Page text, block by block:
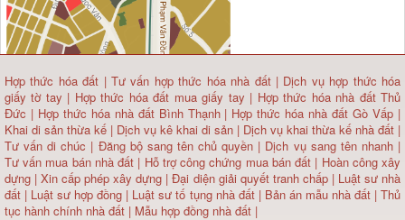
Hợp thức hóa đất |Tư vấn hợp thức hóa nhà đất| Dịch vụ hợp thức hóa
giấy tờ tay | Hợp thức hóa đất mua giấy tay | Hợp thức hóa nhà đất Thủ
Đức | Hợp thức hóa nhà đất Bình Thạnh | Hợp thức hóa nhà đất Gò Vấp |
Khai di sản thừa kế | Dịch vụ kê khai di sản | Dịch vụ khai thừa kế nhà đất |
Tư vấn di chúc | Đăng bộ sang tên chủ quyền | Dịch vụ sang tên nhanh |
Tư vấn mua bán nhà đất | Hỗ trợ công chứng mua bán đất | Hoàn công xây
dựng | Xin cấp phép xây dựng |Đại diện giải quyết tranh chấp | Luật sư nhà
đất | Luật sư hợp đồng | Luật sư tố tụng nhà đất | Bản án mẫu nhà đất|Thủ
tục hành chính nhà đất | Mẫu hợp đồng nhà đất |